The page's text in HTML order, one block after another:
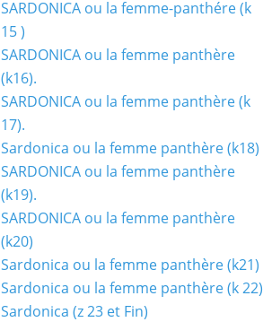
SARDONICA ou la femme-panthére (k
15 )
SARDONICA ou la femme panthère
(k16).
SARDONICA ou la femme panthère (k
17).
Sardonica ou la femme panthère (k18)
SARDONICA ou la femme panthère
(k19).
SARDONICA ou la femme panthère
(k20)
Sardonica ou la femme panthère (k21)
Sardonica ou la femme panthère (k 22)
Sardonica (z 23 et Fin)